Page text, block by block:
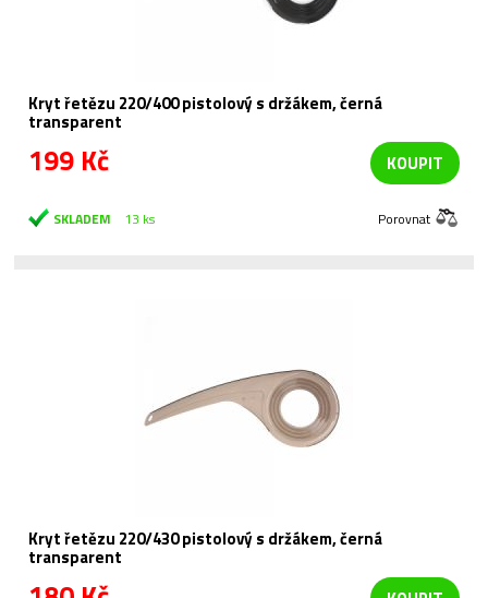
Kryt řetězu 220/400 pistolový s držákem, černá
transparent
199 Kč KOUPIT
SKLADEM 13 ks Porovnat
Kryt řetězu 220/430 pistolový s držákem, černá
transparent